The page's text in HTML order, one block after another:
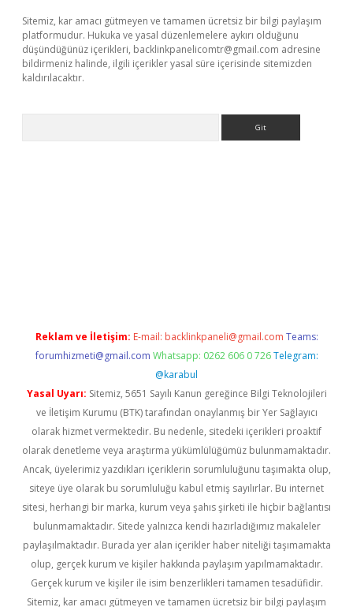
Sitemiz, kar amacı gütmeyen ve tamamen ücretsiz bir bilgi paylaşım
platformudur. Hukuka ve yasal düzenlemelere aykırı olduğunu
düşündüğünüz içerikleri, backlinkpanelicomtr@gmail.com adresine
bildirmeniz halinde, ilgili içerikler yasal süre içerisinde sitemizden
kaldırılacaktır.
Reklam ve İletişim: E-mail: backlinkpaneli@gmail.com Teams:
forumhizmeti@gmail.com Whatsapp: 0262 606 0 726 Telegram:
@karabul
Yasal Uyarı: Sitemiz, 5651 Sayılı Kanun gereğince Bilgi Teknolojileri
ve İletişim Kurumu (BTK) tarafından onaylanmış bir Yer Sağlayıcı
olarak hizmet vermektedir. Bu nedenle, sitedeki içerikleri proaktif
olarak denetleme veya araştırma yükümlülüğümüz bulunmamaktadır.
Ancak, üyelerimiz yazdıkları içeriklerin sorumluluğunu taşımakta olup,
siteye üye olarak bu sorumluluğu kabul etmiş sayılırlar. Bu internet
sitesi, herhangi bir marka, kurum veya şahıs şirketi ile hiçbir bağlantısı
bulunmamaktadır. Sitede yalnızca kendi hazırladığımız makaleler
paylaşılmaktadır. Burada yer alan içerikler haber niteliği taşımamakta
olup, gerçek kurum ve kişiler hakkında paylaşım yapılmamaktadır.
Gerçek kurum ve kişiler ile isim benzerlikleri tamamen tesadüfidir.
Sitemiz, kar amacı gütmeyen ve tamamen ücretsiz bir bilgi paylaşım